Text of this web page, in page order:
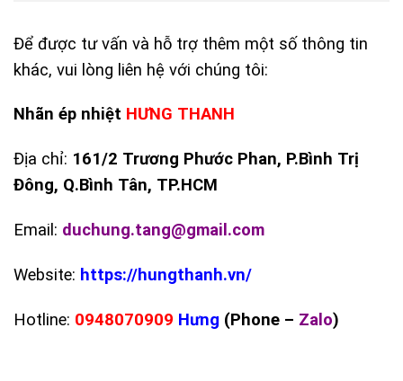
Để được tư vấn và hỗ trợ thêm một số thông tin
khác, vui lòng liên hệ với chúng tôi:
Nhãn ép nhiệt HƯNG THANH
Địa chỉ: 161/2 Trương Phước Phan, P.Bình Trị
Đông, Q.Bình Tân, TP.HCM
Email: duchung.tang@gmail.com
Website: https://hungthanh.vn/
Hotline: 0948070909 Hưng (Phone – Zalo)